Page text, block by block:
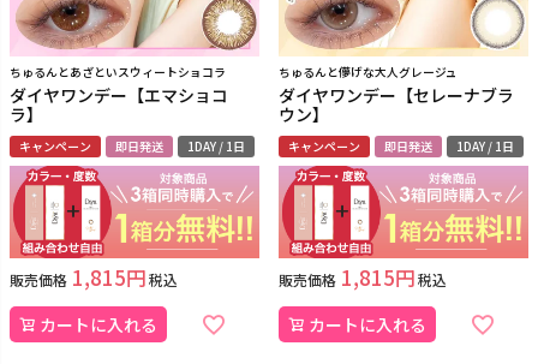
ちゅるんとあざといスウィートショコラ
ダイヤワンデー【エマショコ
ラ】
キャンペーン 即日発送 1DAY / 1日
販売価格 1,815 税込
カートに入れる
ちゅるんと儚げな大人グレージュ
ダイヤワンデー【セレーナブラ
ウン】
キャンペーン 即日発送 1DAY / 1日
販売価格 1,815 税込
カートに入れる